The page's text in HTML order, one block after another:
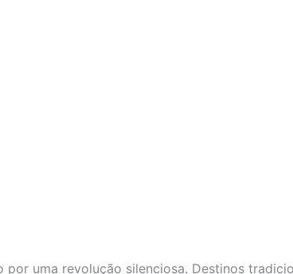
uma revolução silenciosa. Destinos